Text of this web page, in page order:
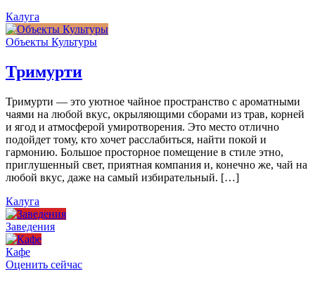
Калуга
Объекты Культуры
Тримурти
Тримурти — это уютное чайное пространство с ароматными
чаями на любой вкус, окрыляющими сборами из трав, корней
и ягод и атмосферой умиротворения. Это место отлично
подойдет тому, кто хочет расслабиться, найти покой и
гармонию. Большое просторное помещение в стиле этно,
приглушенный свет, приятная компания и, конечно же, чай на
любой вкус, даже на самый избирательный. […]
Калуга
Заведения
Кафе
Оценить сейчас